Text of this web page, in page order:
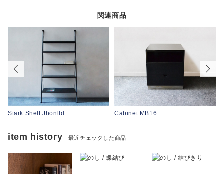
関連商品
Stark Shelf Jhonlld Cabinet MB16
item history 最近チェックした商品